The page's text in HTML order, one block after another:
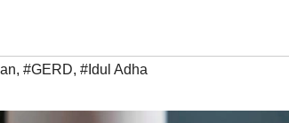
, #GERD, #Idul Adha